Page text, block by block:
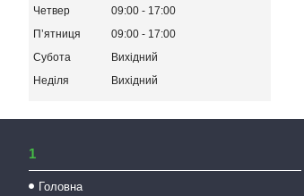
Четвер
09:00
17:00
Пʼятниця
09:00
17:00
Субота
Вихідний
Неділя
Вихідний
1
Головна